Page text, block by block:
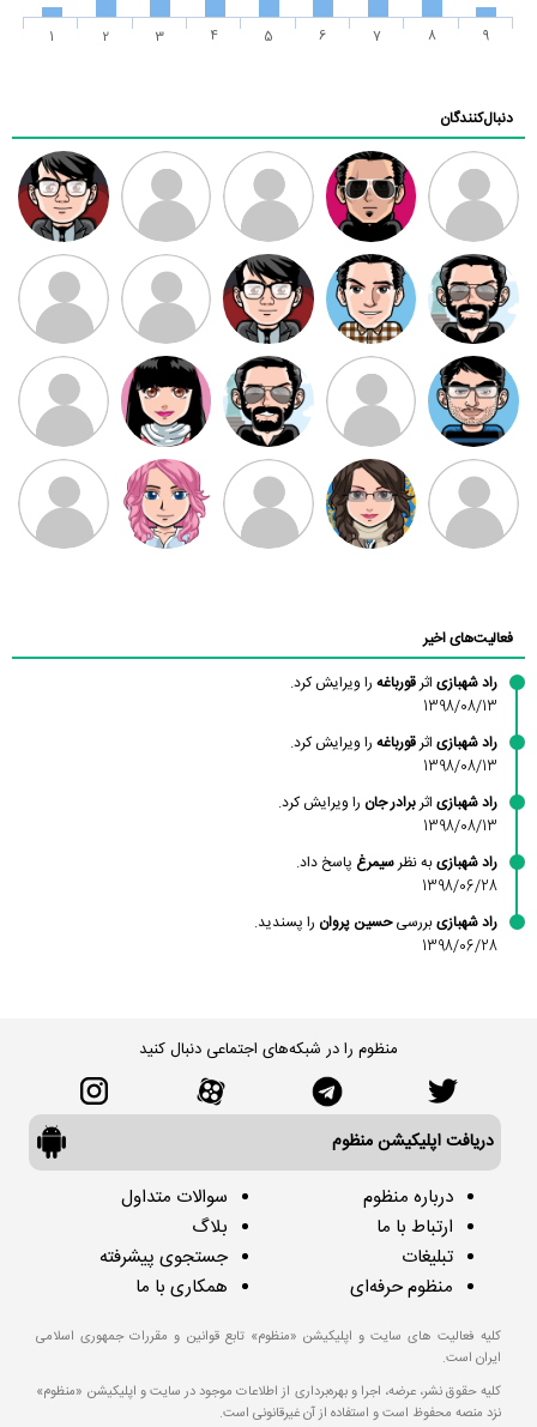
1 2 3 4 5 6 7 8 9
دنبال‌کنندگان
ممدرضا رضا کاظمی زهرا ~ ابتین
سید محمد
موسوی
مهدی فرهمند مهدی سلطانی داود رضیی
طرفدار میلی
بابی براون
کیوان کیانی
سامان راحمی امیردلتا امیروو ملیکا منتظری عارفه داستانپور
فعالیت‌های اخیر
راد شهبازی اثرقورباغه را ویرایش کرد.
1398/08/13
راد شهبازی اثرقورباغه را ویرایش کرد.
1398/08/13
راد شهبازی اثربرادر جان را ویرایش کرد.
1398/08/13
راد شهبازیبه نظرسیمرغ پاسخ داد.
1398/06/28
راد شهبازیبررسیحسین پروان را پسندید.
1398/06/28
منظوم را در شبکه‌های اجتماعی دنبال کنید
دریافت اپلیکیشن منظوم
درباره منظوم
ارتباط با ما
تبلیغات
منظوم حرفه‌ای
سوالات متداول
بلاگ
جستجوی پیشرفته
همکاری با ما
کلیه فعالیت های سایت و اپلیکیشن «منظوم» تابع قوانین و مقررات جمهوری اسلامی
ایران است.
کلیه حقوق نشر، عرضه، اجرا و بهره‌برداری از اطلاعات موجود در سایت و اپلیکیشن «منظوم»
نزد منصه محفوظ است و استفاده از آن غیرقانونی است.